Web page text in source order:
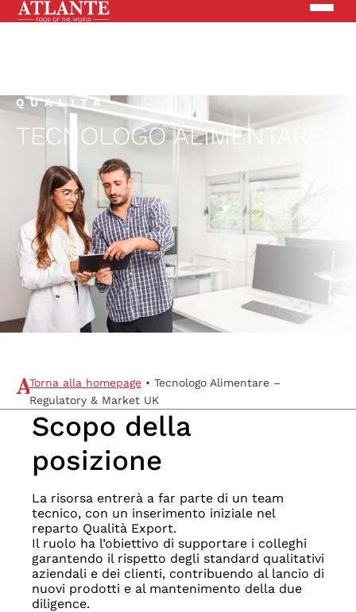
Prodotti
Soluzioni
News
Cerca nel sito
IMPEGNO
CARRIERE
CONTATTI
IT
QUALITÀ
TECNOLOGO ALIMENTARE
Torna alla homepage• Tecnologo Alimentare –
Regulatory & Market UK
Scopo della
posizione
La risorsa entrerà a far parte di un team
tecnico, con un inserimento iniziale nel
reparto Qualità Export.
Il ruolo ha l’obiettivo di supportare i colleghi
garantendo il rispetto degli standard qualitativi
aziendali e dei clienti, contribuendo al lancio di
nuovi prodotti e al mantenimento della due
diligence.